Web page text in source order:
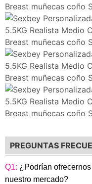
PREGUNTAS
Q1: ¿Podrían
nuestro mercado?